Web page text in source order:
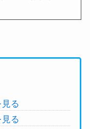
る
る